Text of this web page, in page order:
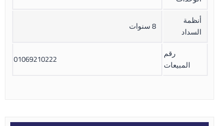
أنظمة
السداد
8 سنوات
رقم
المبيعات
01069210222